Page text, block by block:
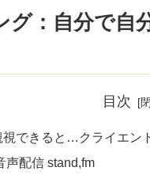
グ：自分で自
目次
視できると…クライエン
声配信 stand,fm